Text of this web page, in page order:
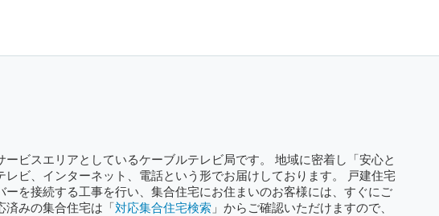
ビスエリアとしているケーブルテレビ局です。 地域に密着し「安心と
ビ、インターネット、電話という形でお届けしております。 戸建住宅
を接続する工事を行い、集合住宅にお住まいのお客様には、すぐにご
済みの集合住宅は「対応集合住宅検索 」からご確認いただけますので、